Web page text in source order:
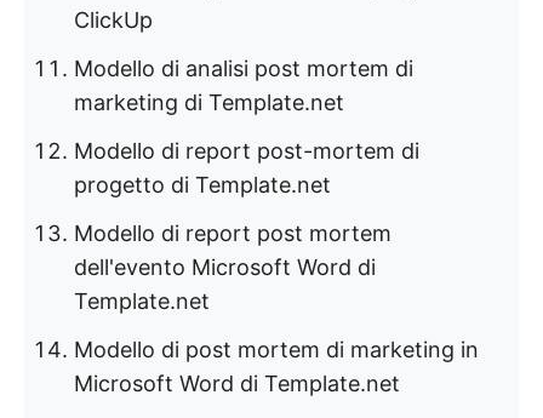
ClickUp
Modello di analisi post mortem di
marketing di Template.net
Modello di report post-mortem di
progetto di Template.net
Modello di report post mortem
dell'evento Microsoft Word di
Template.net
Modello di post mortem di marketing in
Microsoft Word di Template.net